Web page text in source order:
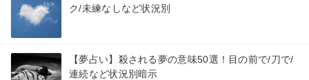
ク/未練なしなど状況別
【夢占い】殺される夢の意味50選！目の前で/刀で/
連続など状況別暗示